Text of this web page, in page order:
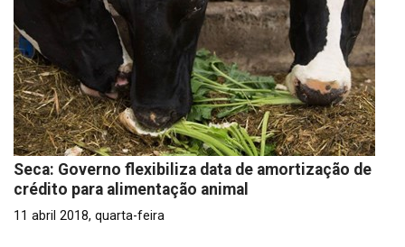
Seca: Governo flexibiliza data de amortização de
crédito para alimentação animal
11 abril 2018, quarta-feira